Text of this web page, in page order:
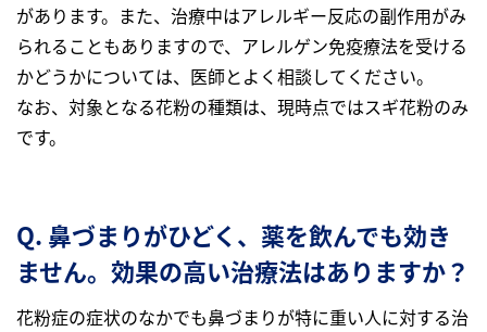
があります。また、治療中はアレルギー反応の副作用がみ
られることもありますので、アレルゲン免疫療法を受ける
かどうかについては、医師とよく相談してください。
なお、対象となる花粉の種類は、現時点ではスギ花粉のみ
です。
Q. 鼻づまりがひどく、薬を飲んでも効き
ません。効果の高い治療法はありますか？
花粉症の症状のなかでも鼻づまりが特に重い人に対する治